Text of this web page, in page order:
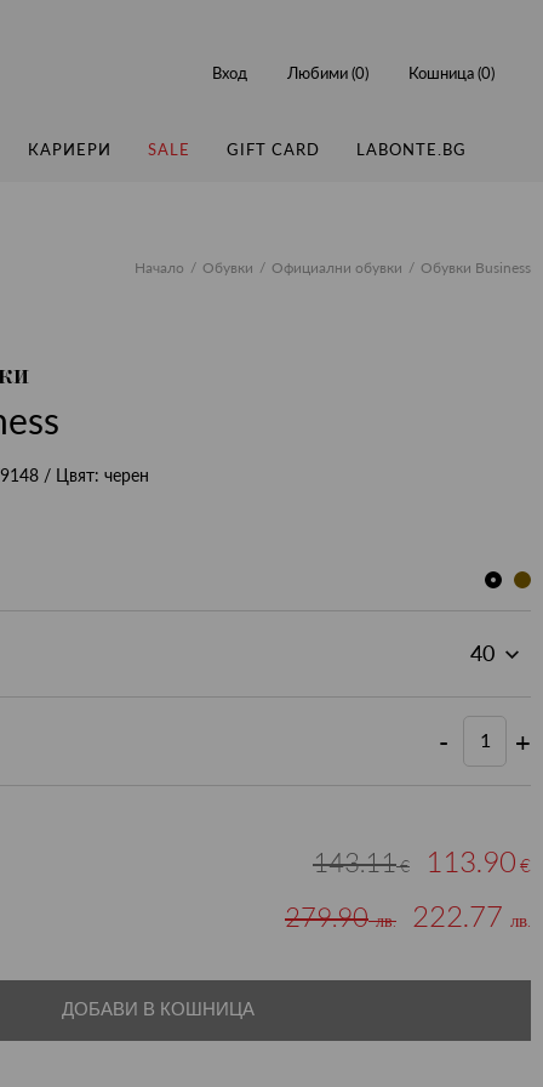
КАРИЕРИ SALE GIFT CARD LABONTE.BG
Вход Любими (0) Кошница (0)
Начало Обувки Официални обувки Обувки Business
/ Цвят: черен
- +
143.11€ 113.90 €
279.90лв. 222.77 лв.
ДОБАВИ В КОШНИЦА